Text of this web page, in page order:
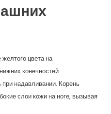
цвета на
конечностей.
надавливании. Корень
слои кожи на ноге, вызывая